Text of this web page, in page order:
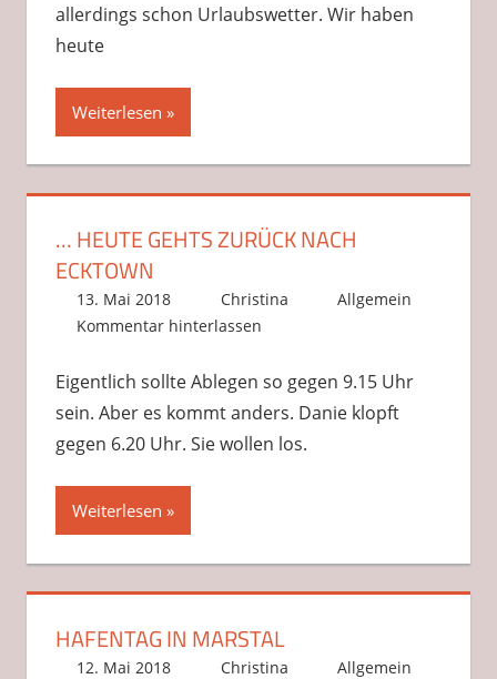
allerdings schon Urlaubswetter. Wir haben
heute
Weiterlesen
… HEUTE GEHTS ZURÜCK NACH
ECKTOWN
13. Mai 2018 Christina
Allgemein
Kommentar hinterlassen
Eigentlich sollte Ablegen so gegen 9.15 Uhr
sein. Aber es kommt anders. Danie klopft
gegen 6.20 Uhr. Sie wollen los.
Weiterlesen
HAFENTAG IN MARSTAL
12. Mai 2018 Christina
Allgemein